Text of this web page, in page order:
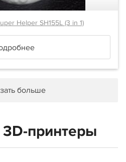
Helper SH155L (3 in 1)
больше
принтеры